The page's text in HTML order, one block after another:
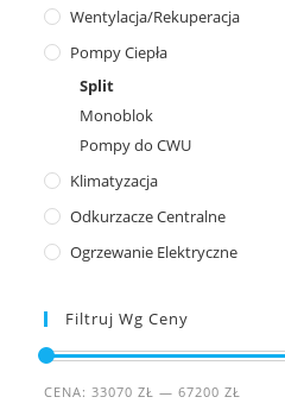
Wentylacja/Rekuperacja
Pompy Ciepła
Split
Monoblok
Pompy do CWU
Klimatyzacja
Odkurzacze Centralne
Ogrzewanie Elektryczne
Filtruj Wg Ceny
CENA: 33070 ZŁ — 67200 ZŁ